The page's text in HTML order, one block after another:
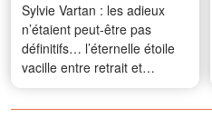
Sylvie Vartan : les adieux
n’étaient peut-être pas
définitifs… l’éternelle étoile
vacille entre retrait et
renaissance